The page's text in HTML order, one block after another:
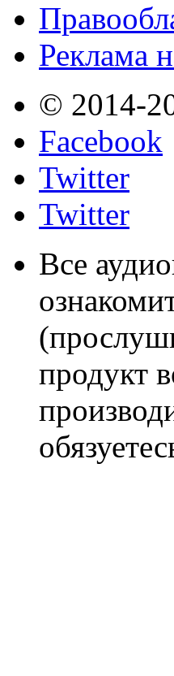
Реклама
© 2014-
Facebook
Twitter
Twitter
Все
продукт